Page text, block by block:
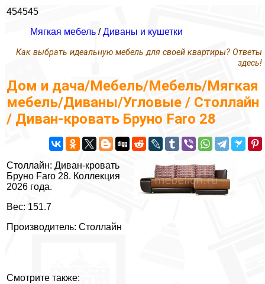
454545
Мягкая мебель /Диваны и кушетки
Как выбрать идеальную мебель для своей квартиры? Ответы
здесь!
Дом и дача/Мебель/Мебель/Мягкая
мебель/Диваны/Угловые / Столлайн
/ Диван-кровать Бруно Faro 28
Столлайн: Диван-кровать
Бруно Faro 28. Коллекция
2026 года.
Вес: 151.7
Производитель: Столлайн
Смотрите также: